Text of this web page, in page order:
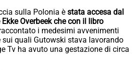
sulla Polonia è stata accesa dal
Overbeek che con il libro
i medesimi avvenimenti
sui quali Gutowski stava lavorando
Tv ha avuto una gestazione di circa